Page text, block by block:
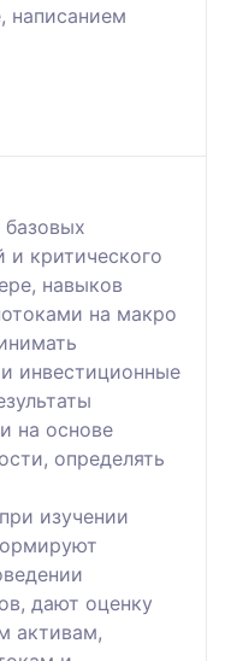
написанием
базовых
и критического
навыков
на макро
инвестиционные
на основе
определять
изучении
дают оценку
активам,